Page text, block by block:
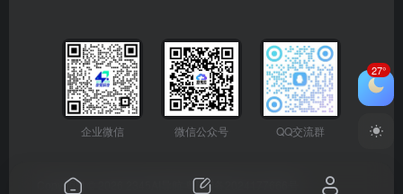
企业微信 微信公众号 QQ交流群
Copyright © 2026 粤ICP备2024177666号
27°